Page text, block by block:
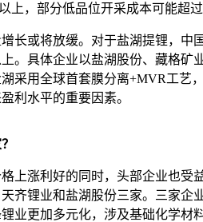
上，部分低品位开采成本可能超过
长或将放缓。对于盐湖提锂，中
。具体企业以盐湖股份、藏格
采用全球首套膜分离+MVR工艺
利水平的重要因素。
上涨利好的同时，头部企业也
齐锂业和盐湖股份三家。三家企
业更加多元化，涉及基础化学材料